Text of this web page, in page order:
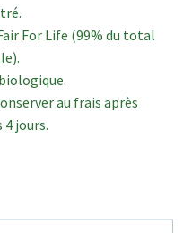
For Life (99% du total
au frais après
jours.